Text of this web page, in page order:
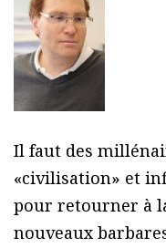
Il faut des
«civilisation» et
pour retourner à
nouveaux